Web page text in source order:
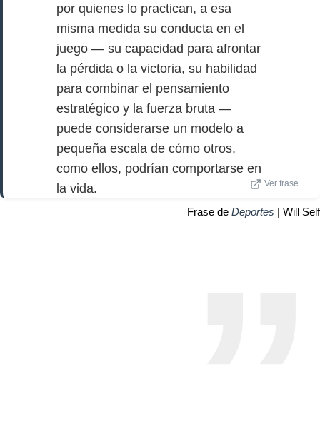
por quienes lo practican, a esa
misma medida su conducta en el
juego — su capacidad para afrontar
la pérdida o la victoria, su habilidad
para combinar el pensamiento
estratégico y la fuerza bruta —
puede considerarse un modelo a
pequeña escala de cómo otros,
como ellos, podrían comportarse en
la vida.
Ver frase
Frase de Deportes | Will Self